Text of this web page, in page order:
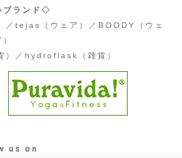
ブランド◇
／tejas（ウェア）／BOODY（ウェ
）
）／hydroflask（雑貨）
us on